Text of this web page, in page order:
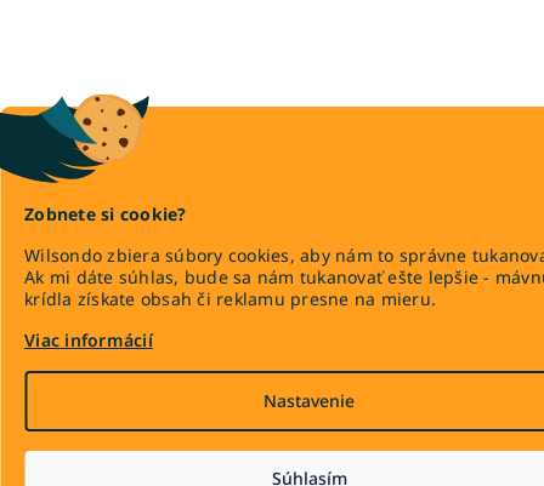
Zobnete si cookie?
Wilsondo zbiera súbory cookies, aby nám to správne
Ak mi dáte súhlas, bude sa nám tukanovať ešte lepšie -
krídla získate obsah či reklamu presne na mieru.
Viac informácií
Nastavenie
Súhlasím